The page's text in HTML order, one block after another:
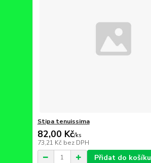
Stipa tenuissima
82,00 Kč/ks
73,21 Kč bez DPH
Přidat do košíku